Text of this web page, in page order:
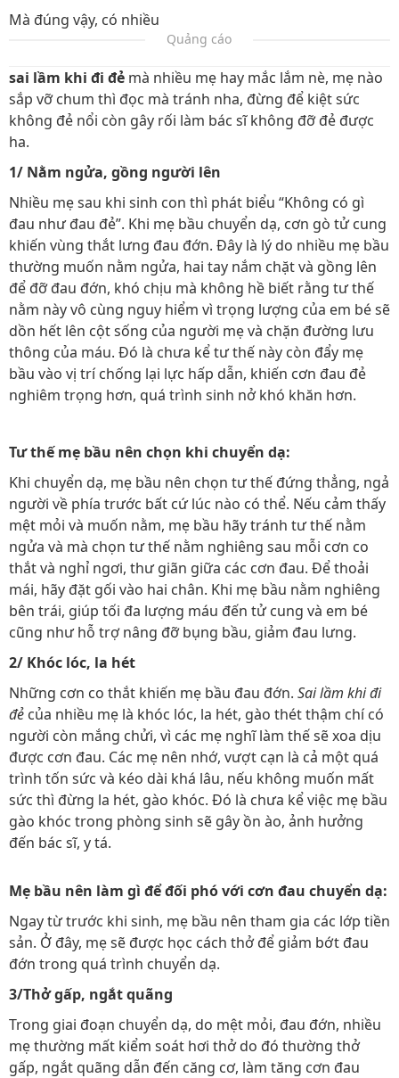
Mà đúng vậy, có nhiều
Quảng cáo
sai lầm khi đi đẻ mà nhiều mẹ hay mắc lắm nè, mẹ nào
sắp vỡ chum thì đọc mà tránh nha, đừng để kiệt sức
không đẻ nổi còn gây rối làm bác sĩ không đỡ đẻ được
ha.
1/ Nằm ngửa, gồng người lên
Nhiều mẹ sau khi sinh con thì phát biểu “Không có gì
đau như đau đẻ”. Khi mẹ bầu chuyển dạ, cơn gò tử cung
khiến vùng thắt lưng đau đớn. Đây là lý do nhiều mẹ bầu
thường muốn nằm ngửa, hai tay nắm chặt và gồng lên
để đỡ đau đớn, khó chịu mà không hề biết rằng tư thế
nằm này vô cùng nguy hiểm vì trọng lượng của em bé sẽ
dồn hết lên cột sống của người mẹ và chặn đường lưu
thông của máu. Đó là chưa kể tư thế này còn đẩy mẹ
bầu vào vị trí chống lại lực hấp dẫn, khiến cơn đau đẻ
nghiêm trọng hơn, quá trình sinh nở khó khăn hơn.
Tư thế mẹ bầu nên chọn khi chuyển dạ:
Khi chuyển dạ, mẹ bầu nên chọn tư thế đứng thẳng, ngả
người về phía trước bất cứ lúc nào có thể. Nếu cảm thấy
mệt mỏi và muốn nằm, mẹ bầu hãy tránh tư thế nằm
ngửa và mà chọn tư thế nằm nghiêng sau mỗi cơn co
thắt và nghỉ ngơi, thư giãn giữa các cơn đau. Để thoải
mái, hãy đặt gối vào hai chân. Khi mẹ bầu nằm nghiêng
bên trái, giúp tối đa lượng máu đến tử cung và em bé
cũng như hỗ trợ nâng đỡ bụng bầu, giảm đau lưng.
2/ Khóc lóc, la hét
Những cơn co thắt khiến mẹ bầu đau đớn. Sai lầm khi đi
đẻ của nhiều mẹ là khóc lóc, la hét, gào thét thậm chí có
người còn mắng chửi, vì các mẹ nghĩ làm thế sẽ xoa dịu
được cơn đau. Các mẹ nên nhớ, vượt cạn là cả một quá
trình tốn sức và kéo dài khá lâu, nếu không muốn mất
sức thì đừng la hét, gào khóc. Đó là chưa kể việc mẹ bầu
gào khóc trong phòng sinh sẽ gây ồn ào, ảnh hưởng
đến bác sĩ, y tá.
Mẹ bầu nên làm gì để đối phó với cơn đau chuyển dạ:
Ngay từ trước khi sinh, mẹ bầu nên tham gia các lớp tiền
sản. Ở đây, mẹ sẽ được học cách thở để giảm bớt đau
đớn trong quá trình chuyển dạ.
3/Thở gấp, ngắt quãng
Trong giai đoạn chuyển dạ, do mệt mỏi, đau đớn, nhiều
mẹ thường mất kiểm soát hơi thở do đó thường thở
gấp, ngắt quãng dẫn đến căng cơ, làm tăng cơn đau